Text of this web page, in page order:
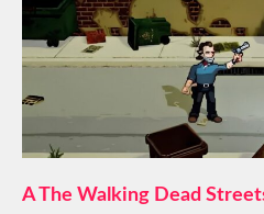
A The Walking Dead